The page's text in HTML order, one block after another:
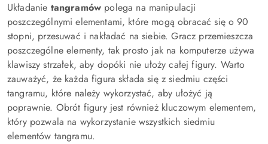
Układanie tangramów polega na manipulacji
poszczególnymi elementami, które mogą obracać się o 90
stopni, przesuwać i nakładać na siebie. Gracz przemieszcza
poszczególne elementy, tak prosto jak na komputerze używa
klawiszy strzałek, aby dopóki nie ułoży całej figury. Warto
zauważyć, że każda figura składa się z siedmiu części
tangramu, które należy wykorzystać, aby ułożyć ją
poprawnie. Obrót figury jest również kluczowym elementem,
który pozwala na wykorzystanie wszystkich siedmiu
elementów tangramu.